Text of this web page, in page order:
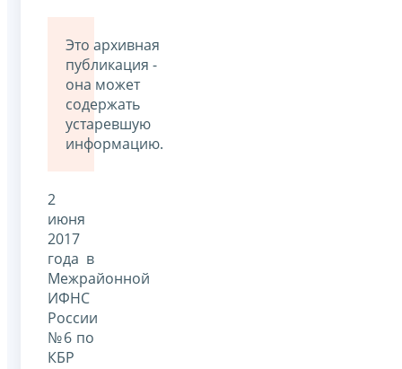
Это архивная
публикация -
она может
содержать
устаревшую
информацию.
2
июня
2017
года в
Межрайонной
ИФНС
России
№6 по
КБР